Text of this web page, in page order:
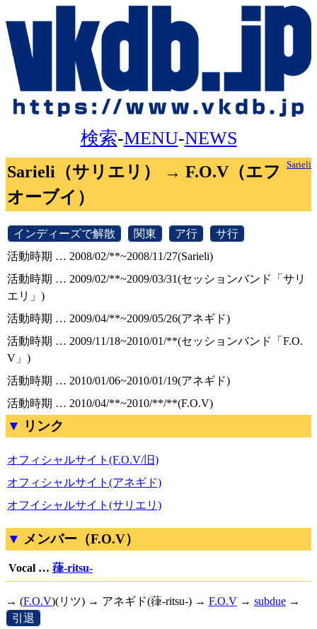
検索-MENU-NEWS
Sarieli
Sarieli（サリエリ） → F.O.V（エフ
オーブイ）
インディーズで解散 関東 ア行 サ行
活動時期 … 2008/02/**~2008/11/27(Sarieli)
活動時期 … 2009/02/**~2009/03/31(セッションバンド「サリ
エリ」)
活動時期 … 2009/04/**~2009/05/26(アネギド)
活動時期 … 2009/11/18~2010/01/**(セッションバンド「F.O.
V」)
活動時期 … 2010/01/06~2010/01/19(アネギド)
活動時期 … 2010/04/**~2010/**/**(F.O.V)
リンク
オフィシャルサイト(F.O.V/旧)
オフィシャルサイト(アネギド)
オフイシャルサイト(サリエリ)
メンバー（F.O.V）
Vocal … 葎-ritsu-
→ (F.O.V)(リツ) → アネギド(葎-ritsu-) → F.O.V → subdue →
引退